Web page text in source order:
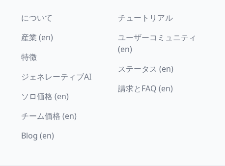
について
産業 (en)
特徴
ジェネレーティブAI
ソロ価格 (en)
チーム価格 (en)
Blog (en)
チュートリアル
ユーザーコミュニティ
(en)
ステータス (en)
請求とFAQ (en)